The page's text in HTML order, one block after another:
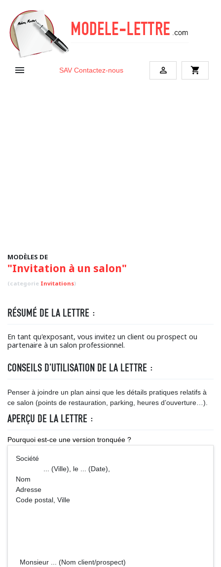
 SAV Contactez-nous  shopping_cart
MODÈLES DE
"Invitation à un salon"
(categorie Invitations)
RÉSUMÉ DE LA LETTRE :
En tant qu'exposant, vous invitez un client ou prospect ou
partenaire à un salon professionnel.
CONSEILS D'UTILISATION DE LA LETTRE :
Penser à joindre un plan ainsi que les détails pratiques relatifs à
ce salon (points de restauration, parking, heures d’ouverture…).
APERÇU DE LA LETTRE :
Pourquoi est-ce une version tronquée ?
Société
... (Ville), le ... (Date),
Nom
Adresse
Code postal, Ville
Monsieur ... (Nom client/prospect)